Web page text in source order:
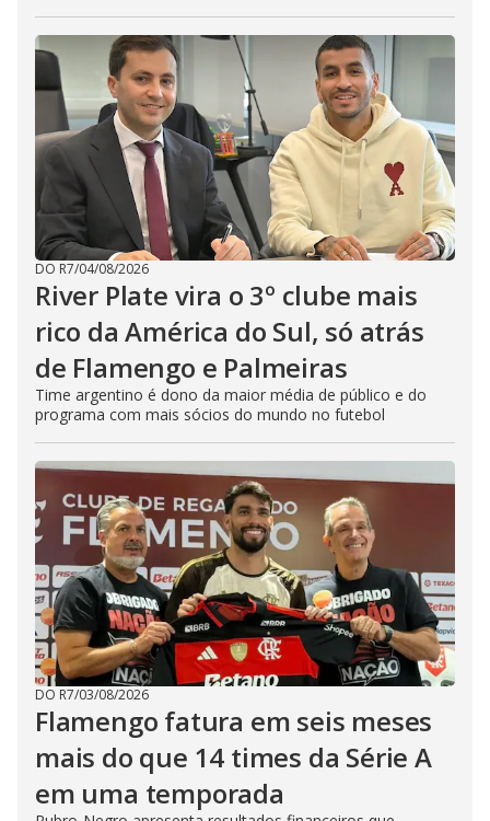
DO R7/04/08/2026
River Plate vira o 3º clube mais
rico da América do Sul, só atrás
de Flamengo e Palmeiras
Time argentino é dono da maior média de público e do
programa com mais sócios do mundo no futebol
DO R7/03/08/2026
Flamengo fatura em seis meses
mais do que 14 times da Série A
em uma temporada